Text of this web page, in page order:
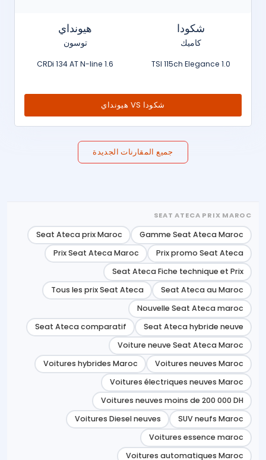
شكودا
كاميك
1.0 TSI 115ch Elegance
هيونداي
توسون
1.6 CRDi 134 AT N-line
شكودا VS هيونداي
جميع المقارنات الجديدة
SEAT ATECA PRIX MAROC
Gamme Seat Ateca Maroc
Seat Ateca prix Maroc
Prix promo Seat Ateca
Prix Seat Ateca Maroc
Seat Ateca Fiche technique et Prix
Seat Ateca au Maroc
Tous les prix Seat Ateca
Nouvelle Seat Ateca maroc
Seat Ateca hybride neuve
Seat Ateca comparatif
Voiture neuve Seat Ateca Maroc
Voitures neuves Maroc
Voitures hybrides Maroc
Voitures électriques neuves Maroc
Voitures neuves moins de 200 000 DH
SUV neufs Maroc
Voitures Diesel neuves
Voitures essence maroc
Voitures automatiques Maroc